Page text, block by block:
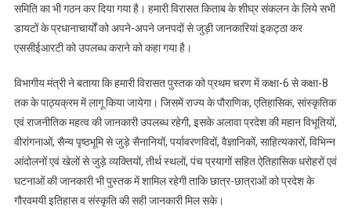
समिति का भी गठन कर दिया गया है। हमारी विरासत किताब के शीघ्र संकलन के लिये सभी
डायटों के प्रधानाचार्यों को अपने-अपने जनपदों से जुड़ी जानकारियां इकट्ठा कर
एससीईआरटी को उपलब्ध कराने को कहा गया है।
विभागीय मंत्री ने बताया कि हमारी विरासत पुस्तक को प्रथम चरण में कक्षा-6 से कक्षा-8
तक के पाठ्यक्रम में लागू किया जायेगा। जिसमें राज्य के पौराणिक, एतिहासिक, सांस्कृतिक
एवं राजनीतिक महत्व की जानकारी उपलब्ध रहेगी, इसके अलावा प्रदेश की महान विभूतियों,
वीरांगनाओं, सैन्य पृष्ठभूमि से जुड़े सैनानियों, पर्यावरणविदों, वैज्ञानिकों, साहित्यकारों, विभिन्न
आंदोलनों एवं खेलों से जुड़े व्यक्तियों, तीर्थ स्थलों, पंच प्रयागों सहित ऐतिहासिक धरोहरों एवं
घटनाओं की जानकारी भी पुस्तक में शामिल रहेगी ताकि छात्र-छात्राओं को प्रदेश के
गौरवमयी इतिहास व संस्कृति की सही जानकारी मिल सके।